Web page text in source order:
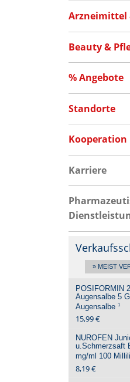
Arzneimittel
Beauty &
% Angebote
Standorte
Kooperation
Karriere
» MEIST
POSIFORMIN
Augensalbe5
Augensalbe 1
15,99 €
NUROFEN
u.Schmerzsaft
mg/ml 100
8,19 €